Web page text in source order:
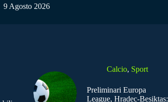
9 Agosto 2026
Calcio, Sport
Preliminari Europa
League, Hradec-Besiktas: